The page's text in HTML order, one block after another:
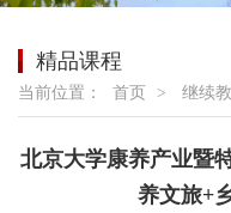
精品课程
当前位置： 首页 > 继续
北京大学康养产业暨
养文旅+